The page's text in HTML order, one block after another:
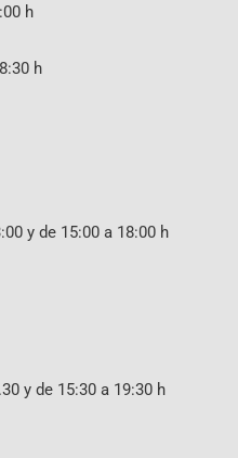
h
h
y de 15:00 a 18:00 h
y de 15:30 a 19:30 h